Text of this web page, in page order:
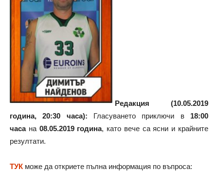
Редакция (10.05.2019
година, 20:30 часа): Гласуването приключи в 18:00
часана 08.05.2019 година, като вече са ясни и крайните
резултати.
ТУК може да откриете пълна информация по въпроса: